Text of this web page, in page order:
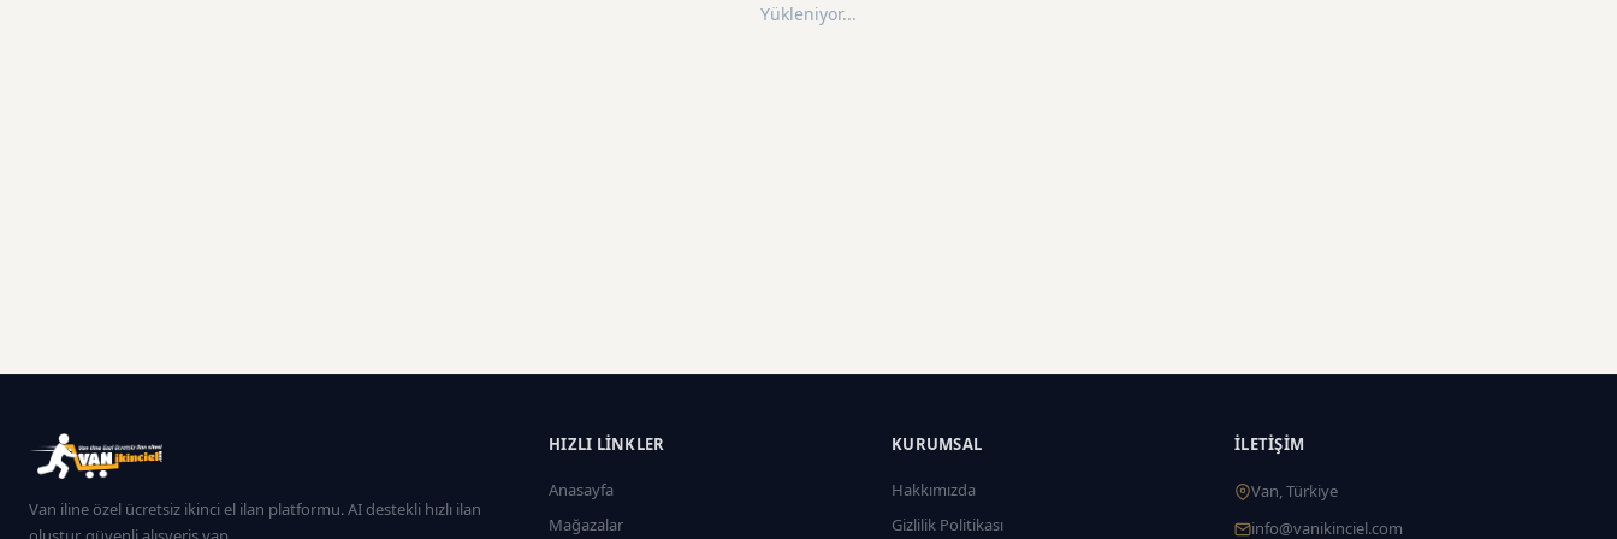
Yükleniyor...
Van iline özel ücretsiz ikinci el ilan platformu. AI destekli hızlı ilan
HIZLI LINKLER
Anasayfa
Mağazalar
KURUMSAL
Hakkımızda
Gizlilik Politikası
İLETIŞIM
Van, Türkiye
info@vanikinciel.com